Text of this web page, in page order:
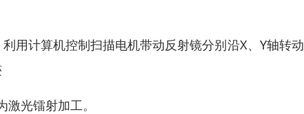
用计算机控制扫描电机带动反射镜分别沿X、Y轴转
光镭射加工。